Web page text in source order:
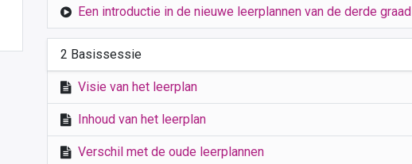
Een introductie in de nieuwe leerplannen van de derde graad
2 Basissessie
Visie van het leerplan
Inhoud van het leerplan
Verschil met de oude leerplannen